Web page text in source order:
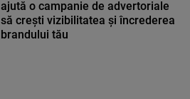
ajută o campanie de advertoriale
să crești vizibilitatea și încrederea
brandului tău